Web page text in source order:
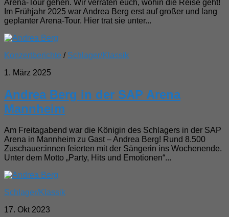
Arena-Tour gehen. Wir verraten euch, wohin die Reise geht!
Im Frühjahr 2025 war Andrea Berg erst auf großer und lang
geplanter Arena-Tour. Hier trat sie unter...
Konzertberichte / Schlager/Klassik
1. März 2025
Andrea Berg in der SAP Arena
Mannheim
Am Freitagabend war die Königin des Schlagers in der SAP
Arena in Mannheim zu Gast – Andrea Berg! Rund 8.500
Zuschauer:innen feierten mit der Sängerin ins Wochenende.
Unter dem Motto „Party, Hits und Emotionen“...
Schlager/Klassik
17. Okt 2023